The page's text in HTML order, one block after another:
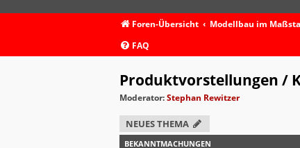
Foren-Übersicht Modellbau im
FAQ
Produktvorstellungen /
Moderator:Stephan Rewitzer
NEUES THEMA
BEKANNTMACHUNGEN